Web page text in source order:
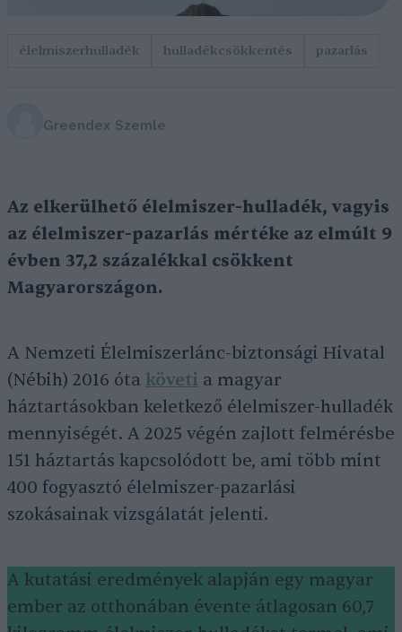
élelmiszerhulladék hulladékcsökkentés pazarlás
Greendex Szemle
Az elkerülhető élelmiszer-hulladék, vagyis
az élelmiszer-pazarlás mértéke az elmúlt 9
évben 37,2 százalékkal csökkent
Magyarországon.
A Nemzeti Élelmiszerlánc-biztonsági Hivatal
(Nébih) 2016 óta követi a magyar
háztartásokban keletkező élelmiszer-hulladék
mennyiségét. A 2025 végén zajlott felmérésbe
151 háztartás kapcsolódott be, ami több mint
400 fogyasztó élelmiszer-pazarlási
szokásainak vizsgálatát jelenti.
A kutatási eredmények alapján egy magyar
ember az otthonában évente átlagosan 60,7